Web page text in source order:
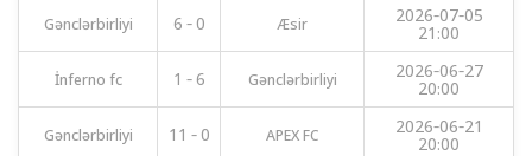
Gənclərbirliyi 6 - 0 Æsir 2026-07-05
21:00
İnferno fc 1 - 6 Gənclərbirliyi 2026-06-27
20:00
Gənclərbirliyi 11 - 0 APEX FC 2026-06-21
20:00